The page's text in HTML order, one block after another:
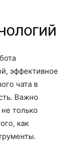
эффективное
чата в
Важно
только
как